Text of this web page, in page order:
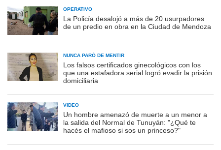
OPERATIVO
La Policía desalojó a más de 20 usurpadores
de un predio en obra en la Ciudad de Mendoza
NUNCA PARÓ DE MENTIR
Los falsos certificados ginecológicos con los
que una estafadora serial logró evadir la prisión
domiciliaria
VIDEO
Un hombre amenazó de muerte a un menor a
la salida del Normal de Tunuyán: "¿Qué te
hacés el mafioso si sos un princeso?"